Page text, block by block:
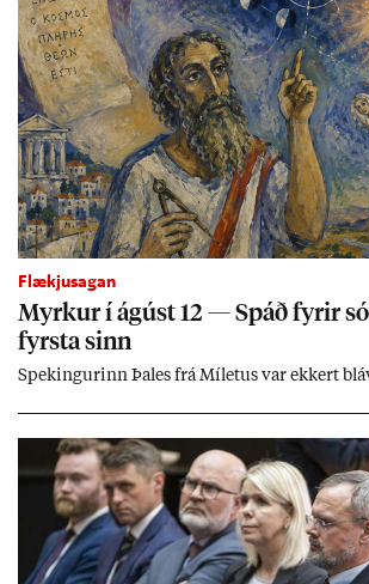
Flækjusagan
Myrk­ur í ág­úst 12 — Spáð fyr­ir
fyrsta sinn
Spek­ing­ur­inn Þa­les frá Míletus var ekk­ert